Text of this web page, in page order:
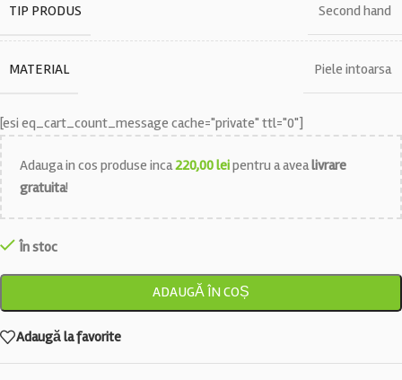
TIP PRODUS Second hand
MATERIAL Piele intoarsa
[esi eq_cart_count_message cache="private" ttl="0"]
Adauga in cos produse inca220,00leipentru a avealivrare
gratuita!
În stoc
ADAUGĂ ÎN COȘ
Adaugă la favorite